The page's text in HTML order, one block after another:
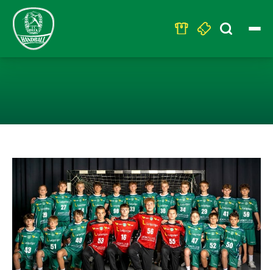
Search
for: